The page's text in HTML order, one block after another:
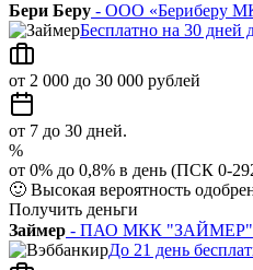
Бери Беру - ООО «Бериберу
Бесплатно на 30 дней
от 2 000 до 30 000 рублей
от 7 до 30 дней.
%
от 0% до 0,8% в день (ПСК 0-
🙂 Высокая вероятность
Получить деньги
Займер - ПАО МКК "ЗАЙМЕР"
До 21 день